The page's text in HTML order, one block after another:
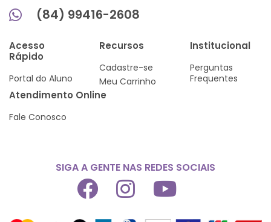
(84) 99416-2608
Acesso
Rápido
Portal do Aluno
Recursos
Cadastre-se
Meu Carrinho
Institucional
Perguntas
Frequentes
Atendimento Online
Fale Conosco
SIGA A GENTE NAS REDES SOCIAIS